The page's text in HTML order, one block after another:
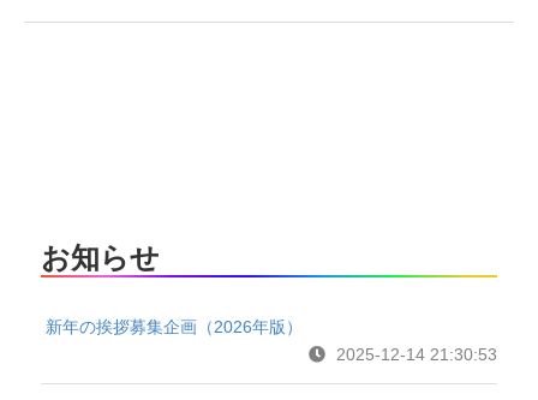
お知らせ
新年の挨拶募集企画（2026年版）
2025-12-14 21:30:53